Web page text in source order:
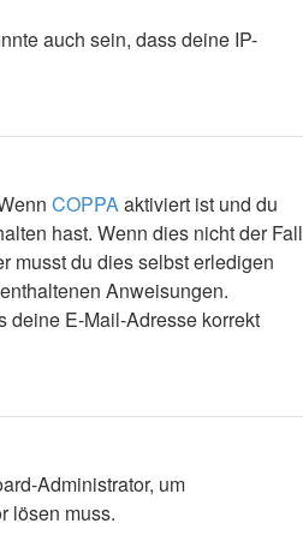
auch sein, dass deine IP-
COPPAaktiviert ist und du
hast. Wenn dies nicht der Fall
musst du dies selbst erledigen
Anweisungen.
deine E-Mail-Adresse korrekt
Administrator, um
lösen muss.